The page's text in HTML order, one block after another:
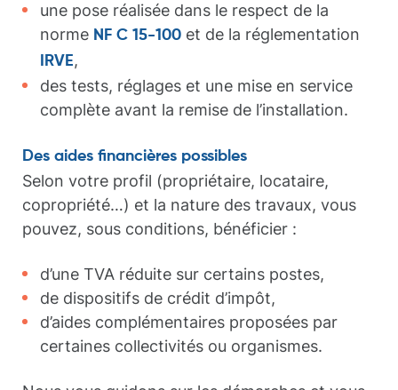
une pose réalisée dans le respect de la
norme NF C 15-100 et de la réglementation
IRVE,
des tests, réglages et une mise en service
complète avant la remise de l’installation.
Des aides financières possibles
Selon votre profil (propriétaire, locataire,
copropriété…) et la nature des travaux, vous
pouvez, sous conditions, bénéficier :
d’une TVA réduite sur certains postes,
de dispositifs de crédit d’impôt,
d’aides complémentaires proposées par
certaines collectivités ou organismes.